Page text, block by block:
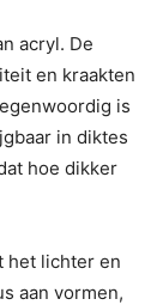
acryl. De
en kraakten
is
in diktes
hoe dikker
het lichter en
aan vormen,